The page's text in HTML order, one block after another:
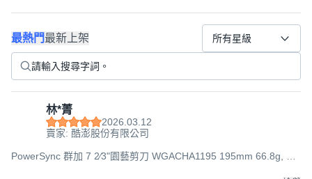
最熱門最新上架 所有星級
林*菁
2026.03.12
賣家: 酷澎股份有限公司
PowerSync 群加 7 2⁄3"園藝剪刀 WGACHA1195 195mm 66.8g, 1